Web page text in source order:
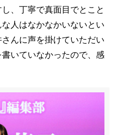
、丁寧で真面目でとこと
人はなかなかいないとい
んに声を掛けていただい
いていなかったので、感